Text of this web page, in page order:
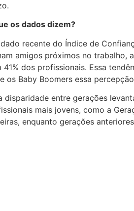
os dados dizem?
recente do Índice de
amigos próximos no trabalho,
41% dos profissionais. Essa
os Baby Boomers essa
disparidade entre gerações
mais jovens, como a
enquanto gerações